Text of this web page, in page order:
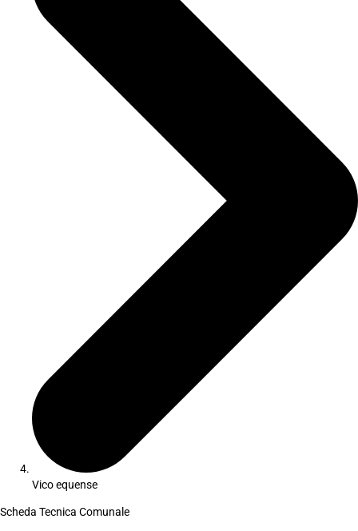
Vico equense
Scheda Tecnica Comunale